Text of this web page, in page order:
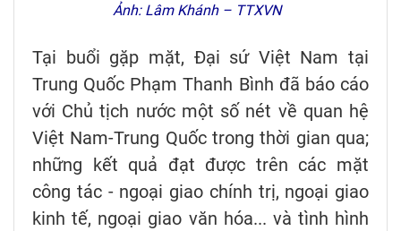
Ảnh: Lâm Khánh – TTXVN
Tại buổi gặp mặt, Đại sứ Việt Nam tại
Trung Quốc Phạm Thanh Bình đã báo cáo
với Chủ tịch nước một số nét về quan hệ
Việt Nam-Trung Quốc trong thời gian qua;
những kết quả đạt được trên các mặt
công tác - ngoại giao chính trị, ngoại giao
kinh tế, ngoại giao văn hóa... và tình hình